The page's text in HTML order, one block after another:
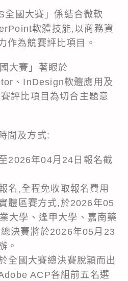
國大賽」係結合微軟
軟體技能,以商務資
作為競賽評比項目。
大賽」著眼於
、InDesign軟體應用及
評比項目為切合主題意
間及方式:
2026年04月24日報名截
名,全程免收取報名費用
體區賽方式,於2026年05
大學、逢甲大學、嘉南藥
決賽將於2026年05月23
。
全國大賽總決賽脫穎而出
ACP各組前五名選